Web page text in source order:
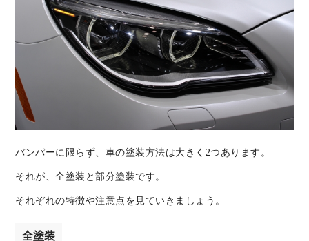
バンパーに限らず、車の塗装方法は大きく2つあります。
それが、全塗装と部分塗装です。
それぞれの特徴や注意点を見ていきましょう。
全塗装